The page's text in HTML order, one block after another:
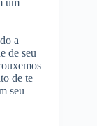
um
a
de seu
de te
seu